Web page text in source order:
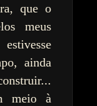
que o
meus
ainda
meio à